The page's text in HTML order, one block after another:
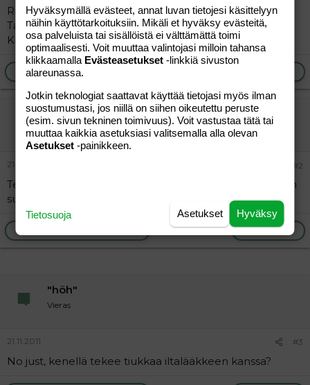
Rakkaudella,
Taivaallinen Isäsi
Kaikkivaltias Jumala
Ilmoita asiaton viesti
vier
Vieras
21.11.2011 #2
Terveisin, kolmiyhteinen big brother, maailmanhistorian
suurin stalker.
Vastaa
"höh"
Vieras
21.11.2011 #3
No just, kenellä tekee tiukkaa iltalääkkeen kanssa?
Hyväksymällä evästeet, annat luvan tietojesi käsittelyyn
näihin käyttötarkoituksiin. Mikäli et hyväksy evästeitä,
osa palveluista tai sisällöistä ei välttämättä toimi
optimaalisesti. Voit muuttaa valintojasi milloin tahansa
klikkaamalla Evästeasetukset -linkkiä sivuston
alareunassa.
Jotkin teknologiat saattavat käyttää tietojasi myös ilman
suostumustasi, jos niillä on siihen oikeutettu peruste
(esim. sivun tekninen toimivuus). Voit vastustaa tätä tai
muuttaa kaikkia asetuksiasi valitsemalla alla olevan
Asetukset -painikkeen.
Hyväksy
Asetukset
Tietosuoja